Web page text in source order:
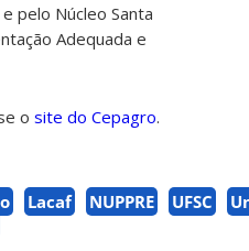
pelo Núcleo Santa
Adequada e
osite do Cepagro.
Lacaf NUPPRE UFSC